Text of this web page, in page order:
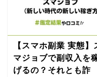
【スマホ副業 実態】
マジョブで副収入を
げるの？それとも詐